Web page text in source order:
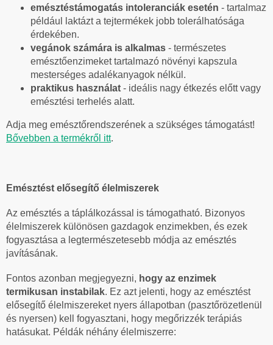
emésztéstámogatás intoleranciák esetén - tartalmaz
például laktázt a tejtermékek jobb tolerálhatósága
érdekében.
vegánok számára is alkalmas - természetes
emésztőenzimeket tartalmazó növényi kapszula
mesterséges adalékanyagok nélkül.
praktikus használat - ideális nagy étkezés előtt vagy
emésztési terhelés alatt.
Adja meg emésztőrendszerének a szükséges támogatást!
Bővebben a termékről itt.
Emésztést elősegítő élelmiszerek
Az emésztés a táplálkozással is támogatható. Bizonyos
élelmiszerek különösen gazdagok enzimekben, és ezek
fogyasztása a legtermészetesebb módja az emésztés
javításának.
Fontos azonban megjegyezni, hogy az enzimek
termikusan instabilak. Ez azt jelenti, hogy az emésztést
elősegítő élelmiszereket nyers állapotban (pasztőrözetlenül
és nyersen) kell fogyasztani, hogy megőrizzék terápiás
hatásukat. Példák néhány élelmiszerre: